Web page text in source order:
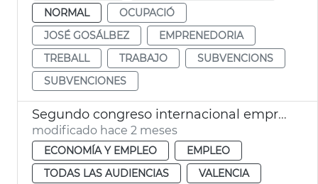
NORMAL
OCUPACIÓ
JOSÉ GOSÁLBEZ
EMPRENEDORIA
TREBALL
TRABAJO
SUBVENCIONS
SUBVENCIONES
Segundo congreso internacional emprendimiento València
modificado hace 2 meses
ECONOMÍA Y EMPLEO
EMPLEO
TODAS LAS AUDIENCIAS
VALENCIA